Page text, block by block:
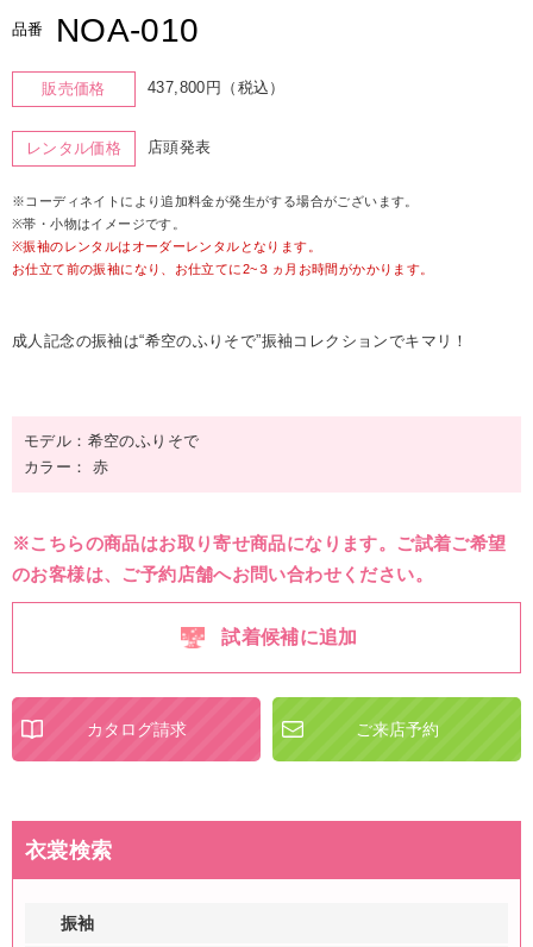
品番 NOA-010
販売価格 437,800円（税込）
レンタル価格 店頭発表
※コーディネイトにより追加料金が発生がする場合がございます。
※帯・小物はイメージです。
※振袖のレンタルはオーダーレンタルとなります。
お仕立て前の振袖になり、お仕立てに2~３ヵ月お時間がかかります。
成人記念の振袖は“希空のふりそで”振袖コレクションでキマリ！
モデル：希空のふりそで
カラー： 赤
※こちらの商品はお取り寄せ商品になります。ご試着ご希望
のお客様は、ご予約店舗へお問い合わせください。
試着候補に追加
カタログ請求 ご来店予約
衣裳検索
振袖